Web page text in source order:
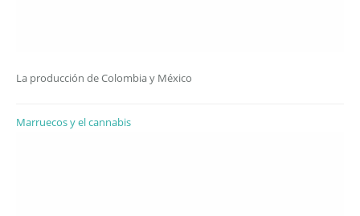
La producción de Colombia y México
Marruecos y el cannabis